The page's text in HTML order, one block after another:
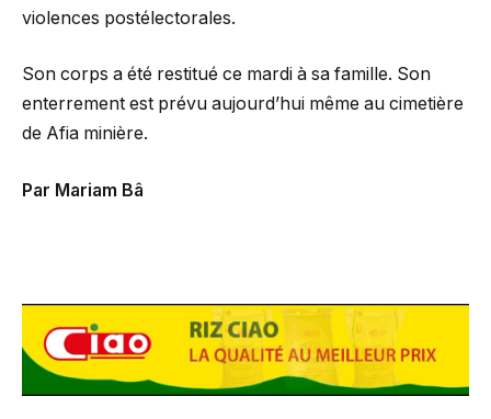
violences postélectorales.
Son corps a été restitué ce mardi à sa famille. Son
enterrement est prévu aujourd’hui même au cimetière
de Afia minière.
Par Mariam Bâ